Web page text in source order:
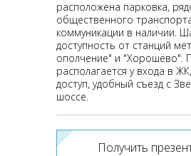
расположена парковка,
общественного
коммуникации в наличии.
доступность от станций
ополчение" и "Хорошёво".
располагается у входа в
доступ, удобный съезд с
шоссе.
Получить